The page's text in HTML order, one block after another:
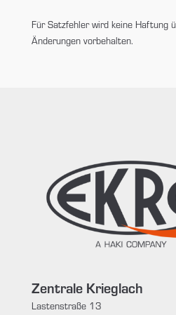
Für Satzfehler wird keine Haftung
Änderungen vorbehalten.
Zentrale Krieglach
Lastenstraße 13